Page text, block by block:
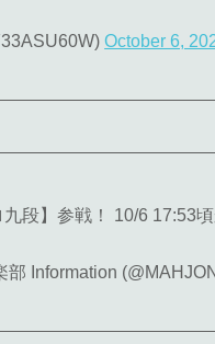
October 6,
九段】参戦！ 10/6 17:53
Information